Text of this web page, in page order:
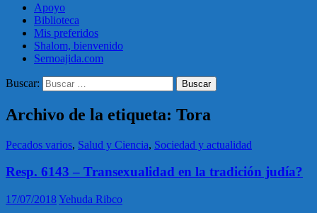
Apoyo
Biblioteca
Mis preferidos
Shalom, bienvenido
Sernoajida.com
Buscar:
Archivo de la etiqueta: Tora
Pecados varios, Salud y Ciencia, Sociedad y actualidad
Resp. 6143 – Transexualidad en la tradición judía?
17/07/2018Yehuda Ribco